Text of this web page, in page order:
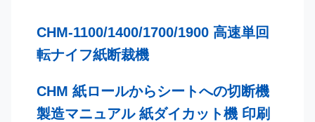
CHM-1100/1400/1700/1900 高速単回
転ナイフ紙断裁機
CHM 紙ロールからシートへの切断機
製造マニュアル 紙ダイカット機 印刷